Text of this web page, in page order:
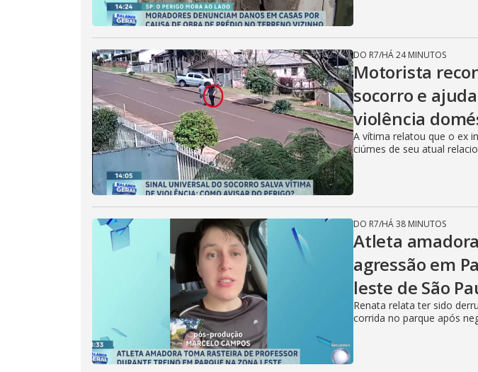
DO R7/HÁ 24 MINUTOS
Motorista
socorro e
violência
A vítima relatou que o ex
ciúmes de seu atual
DO R7/HÁ 38 MINUTOS
Atleta
agressão em
leste de São
Renata relata ter sido
corrida no parque após